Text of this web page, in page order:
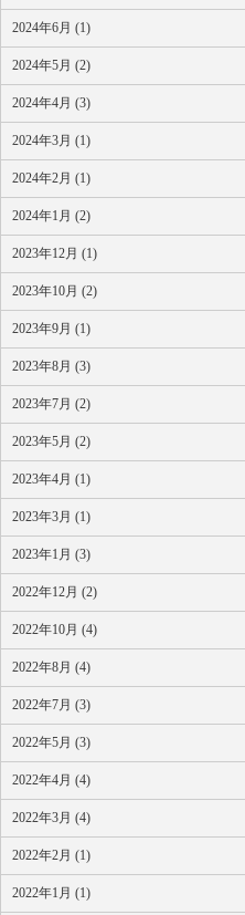
2024年6月 (1)
2024年5月 (2)
2024年4月 (3)
2024年3月 (1)
2024年2月 (1)
2024年1月 (2)
2023年12月 (1)
2023年10月 (2)
2023年9月 (1)
2023年8月 (3)
2023年7月 (2)
2023年5月 (2)
2023年4月 (1)
2023年3月 (1)
2023年1月 (3)
2022年12月 (2)
2022年10月 (4)
2022年8月 (4)
2022年7月 (3)
2022年5月 (3)
2022年4月 (4)
2022年3月 (4)
2022年2月 (1)
2022年1月 (1)